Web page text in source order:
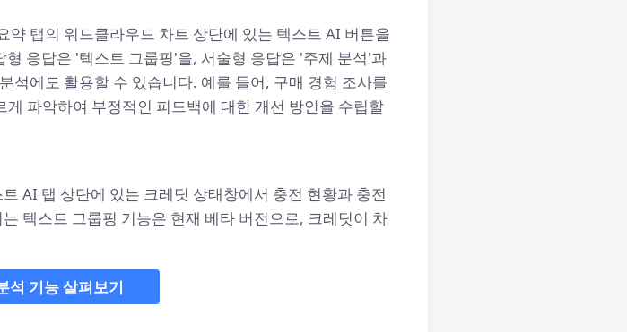
탭의 워드클라우드 차트 상단에 있는 텍스트 AI 버튼을
응답은 '텍스트 그룹핑'을, 서술형 응답은 '주제 분석'과
석에도 활용할 수 있습니다. 예를 들어, 구매 경험 조사를
파악하여 부정적인 피드백에 대한 개선 방안을 수립할
AI 탭 상단에 있는 크레딧 상태창에서 충전 현황과 충전
텍스트 그룹핑 기능은 현재 베타 버전으로, 크레딧이 차
석 기능 살펴보기